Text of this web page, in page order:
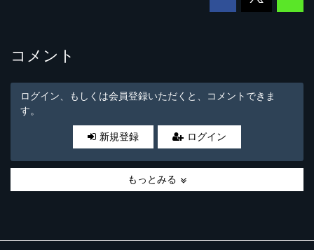
コメント
ログイン、もしくは会員登録いただくと、コメントできま
す。
新規登録 ログイン
もっとみる